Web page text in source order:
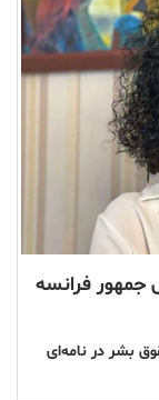
فرانسه
حقوق بشر در نامه‌ای